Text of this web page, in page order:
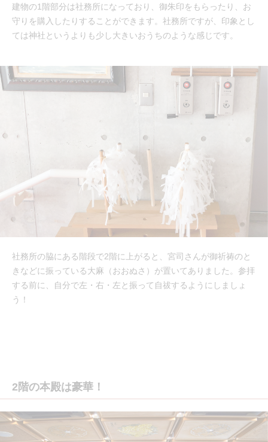
建物の1階部分は社務所になっており、御朱印をもらったり、お
守りを購入したりすることができます。社務所ですが、印象とし
ては神社というよりも少し大きいおうちのような感じです。
社務所の脇にある階段で2階に上がると、宮司さんが御祈祷のと
きなどに振っている大麻（おおぬさ）が置いてありました。参拝
する前に、自分で左・右・左と振って自祓するようにしましょ
う！
2階の本殿は豪華！